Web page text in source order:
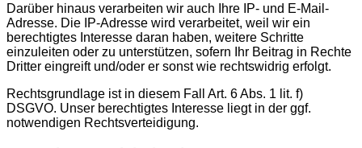
Darüber hinaus verarbeiten wir auch Ihre IP- und E-Mail-
Adresse. Die IP-Adresse wird verarbeitet, weil wir ein
berechtigtes Interesse daran haben, weitere Schritte
einzuleiten oder zu unterstützen, sofern Ihr Beitrag in Rechte
Dritter eingreift und/oder er sonst wie rechtswidrig erfolgt.
Rechtsgrundlage ist in diesem Fall Art. 6 Abs. 1 lit. f)
DSGVO. Unser berechtigtes Interesse liegt in der ggf.
notwendigen Rechtsverteidigung.